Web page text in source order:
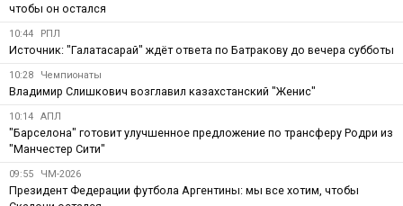
чтобы он остался
10:44 РПЛ
Источник: "Галатасарай" ждёт ответа по Батракову до вечера субботы
10:28 Чемпионаты
Владимир Слишкович возглавил казахстанский "Женис"
10:14 АПЛ
"Барселона" готовит улучшенное предложение по трансферу Родри из
"Манчестер Сити"
09:55 ЧМ-2026
Президент Федерации футбола Аргентины: мы все хотим, чтобы